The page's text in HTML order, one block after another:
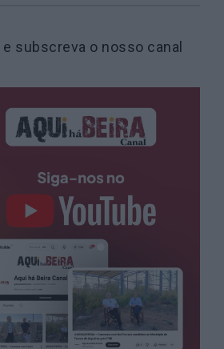
subscreva o nosso canal